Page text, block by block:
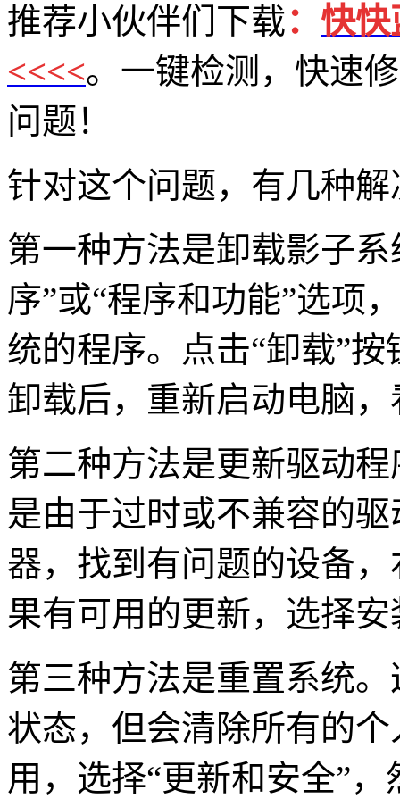
推荐小伙伴们下载： 快快
<<<<。一键检测，快速
问题！
针对这个问题，有几种
第一种方法是卸载影子
序”或“程序和功能”选项
统的程序。点击“卸载”
卸载后，重新启动电脑
第二种方法是更新驱动
是由于过时或不兼容的
器，找到有问题的设备
果有可用的更新，选择
第三种方法是重置系统
状态，但会清除所有的
用，选择“更新和安全”